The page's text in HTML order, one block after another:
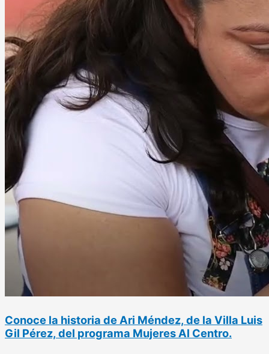
Conoce la historia de Ari Méndez, de la Villa Luis
Gil Pérez, del programa Mujeres Al Centro.